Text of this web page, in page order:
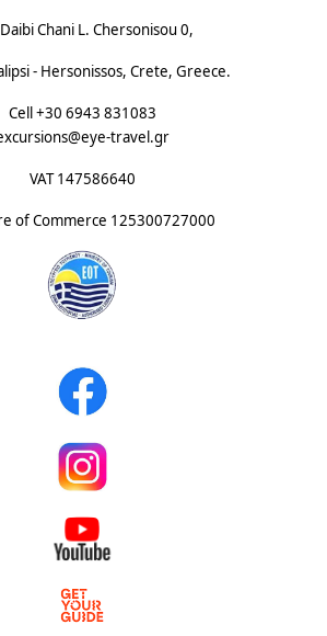
Chani L. Chersonisou 0,
- Hersonissos, Crete, Greece.
Cell +30 6943 831083
travel.gr
VAT 147586640
of Commerce 125300727000